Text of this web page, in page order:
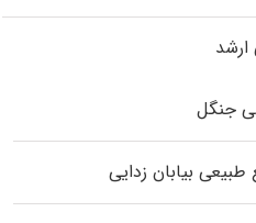
جنگل
بیابان زدایی